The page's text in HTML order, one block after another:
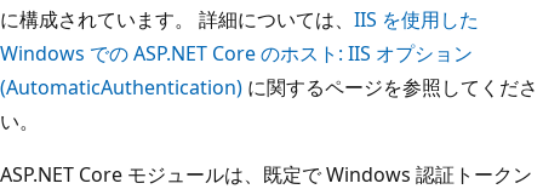
に構成されています。 詳細については、 IIS を使用した
Windows での ASP.NET Core のホスト: IIS オプション
(AutomaticAuthentication) に関するページを参照してくださ
い。
ASP.NET Core モジュールは、既定で Windows 認証トークン